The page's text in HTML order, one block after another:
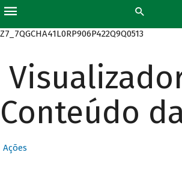
Z7_7QGCHA41L0RP906P422Q9Q0513
Conteúdo
Ações